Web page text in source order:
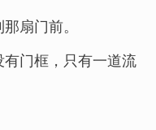
扇门前。
门框，只有一道流